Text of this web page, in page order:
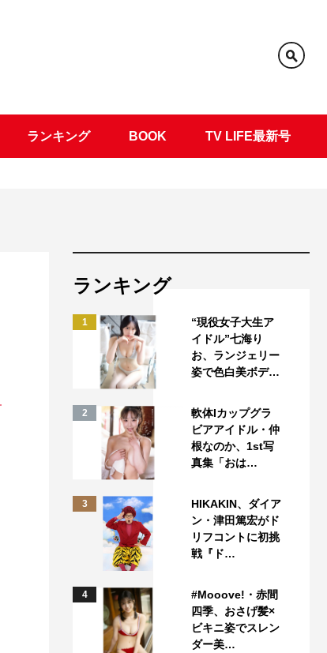
ランキング BOOK TV LIFE最新号
ランキング
1
“現役女子大生ア
イドル”七海り
お、ランジェリー
姿で色白美ボデ…
2
軟体Iカップグラ
ビアアイドル・仲
根なのか、1st写
真集「おは…
3
HIKAKIN、ダイア
ン・津田篤宏がド
リフコントに初挑
戦『ド…
4
#Mooove!・赤間
四季、おさげ髪×
ビキニ姿でスレン
ダー美…